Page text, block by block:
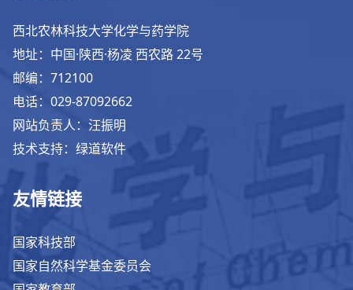
西北农林科技大学化学与药学院
地址：中国·陕西·杨凌 西农路 22号
邮编：712100
电话：029-87092662
网站负责人：汪振明
技术支持：绿道软件
友情链接
国家科技部
国家自然科学基金委员会